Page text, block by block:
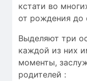
кстати во
от рождения до
Выделяют три
каждой из них
моменты,
родителей :